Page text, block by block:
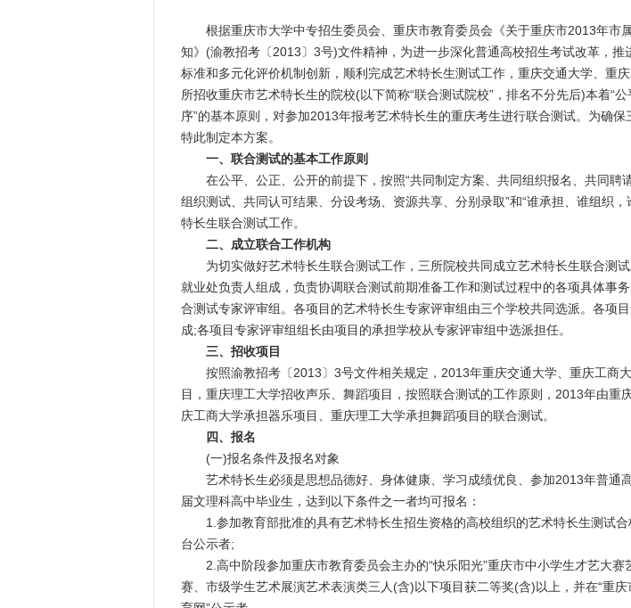
根据重庆市大学中专招生委员会、重庆市教育委员会《关于重庆市2013年市
知》(渝教招考〔2013〕3号)文件精神，为进一步深化普通高校招生考试改革，推
标准和多元化评价机制创新，顺利完成艺术特长生测试工作，重庆交通大学、重
所招收重庆市艺术特长生的院校(以下简称“联合测试院校”，排名不分先后)本着“
序”的基本原则，对参加2013年报考艺术特长生的重庆考生进行联合测试。为确保
特此制定本方案。
一、联合测试的基本工作原则
在公平、公正、公开的前提下，按照“共同制定方案、共同组织报名、共同聘
组织测试、共同认可结果、分设考场、资源共享、分别录取”和“谁承担、谁组织
特长生联合测试工作。
二、成立联合工作机构
为切实做好艺术特长生联合测试工作，三所院校共同成立艺术特长生联合测试
就业处负责人组成，负责协调联合测试前期准备工作和测试过程中的各项具体事
合测试专家评审组。各项目的艺术特长生专家评审组由三个学校共同选派。各项
成;各项目专家评审组组长由项目的承担学校从专家评审组中选派担任。
三、招收项目
按照渝教招考〔2013〕3号文件相关规定，2013年重庆交通大学、重庆工商
目，重庆理工大学招收声乐、舞蹈项目，按照联合测试的工作原则，2013年由重
庆工商大学承担器乐项目、重庆理工大学承担舞蹈项目的联合测试。
四、报名
(一)报名条件及报名对象
艺术特长生必须是思想品德好、身体健康、学习成绩优良、参加2013年普通
届文理科高中毕业生，达到以下条件之一者均可报名：
1.参加教育部批准的具有艺术特长生招生资格的高校组织的艺术特长生测试合
台公示者;
2.高中阶段参加重庆市教育委员会主办的“快乐阳光”重庆市中小学生才艺大赛
赛、市级学生艺术展演艺术表演类三人(含)以下项目获二等奖(含)以上，并在“重